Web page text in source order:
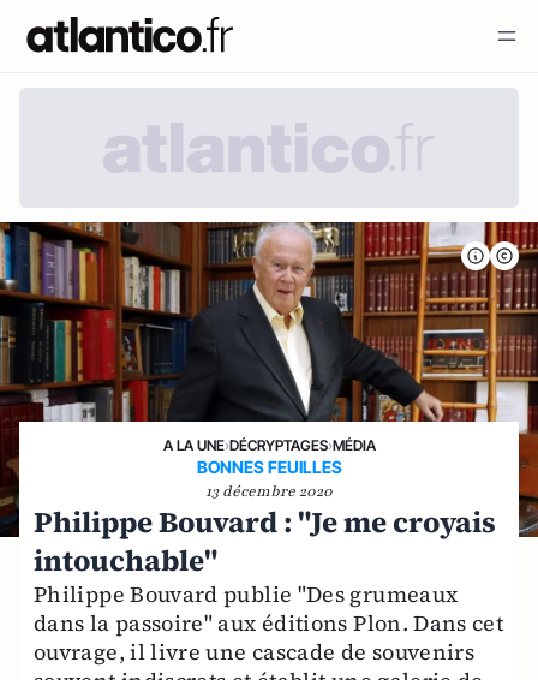
A LA UNE›DÉCRYPTAGES›MÉDIA
BONNES FEUILLES
13 décembre 2020
Philippe Bouvard : "Je me croyais
intouchable"
Philippe Bouvard publie "Des grumeaux
dans la passoire" aux éditions Plon. Dans cet
ouvrage, il livre une cascade de souvenirs